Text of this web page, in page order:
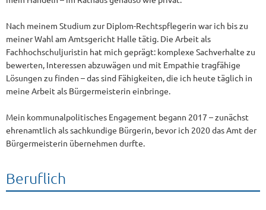
Nach meinem Studium zur Diplom-Rechtspflegerin war ich bis zu
meiner Wahl am Amtsgericht Halle tätig. Die Arbeit als
Fachhochschuljuristin hat mich geprägt: komplexe Sachverhalte zu
bewerten, Interessen abzuwägen und mit Empathie tragfähige
Lösungen zu finden – das sind Fähigkeiten, die ich heute täglich in
meine Arbeit als Bürgermeisterin einbringe.
Mein kommunalpolitisches Engagement begann 2017 – zunächst
ehrenamtlich als sachkundige Bürgerin, bevor ich 2020 das Amt der
Bürgermeisterin übernehmen durfte.
Beruflich